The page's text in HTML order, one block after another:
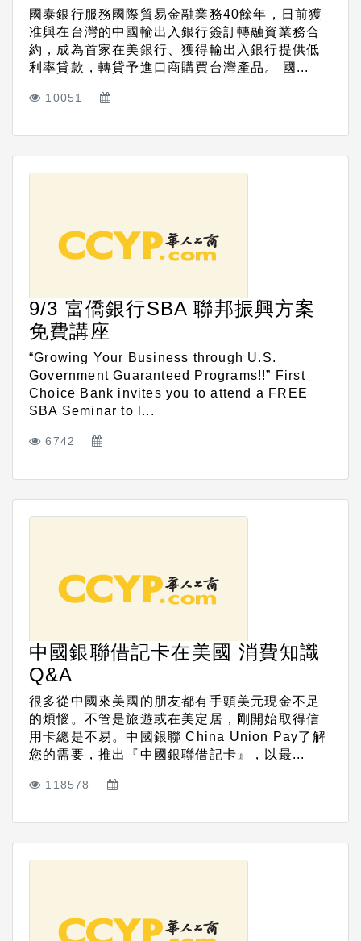
國泰銀行服務國際貿易金融業務40餘年，日前獲
准與在台灣的中國輸出入銀行簽訂轉融資業務合
約，成為首家在美銀行、獲得輸出入銀行提供低
利率貸款，轉貸予進口商購買台灣產品。 國...
10051
9/3 富僑銀行SBA 聯邦振興方案
免費講座
“Growing Your Business through U.S.
Government Guaranteed Programs!!” First
Choice Bank invites you to attend a FREE
SBA Seminar to l...
6742
中國銀聯借記卡在美國 消費知識
Q&A
很多從中國來美國的朋友都有手頭美元現金不足
的煩惱。不管是旅遊或在美定居，剛開始取得信
用卡總是不易。中國銀聯 China Union Pay了解
您的需要，推出『中國銀聯借記卡』，以最...
118578